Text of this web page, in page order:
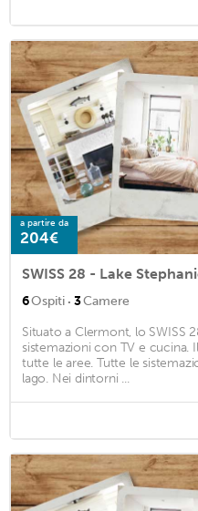
a partire da
204€
SWISS 28 - Lake
6Ospiti · 3Camere
Situato a Clermont, lo SWISS
sistemazioni con TV e cucina.
tutte le aree. Tutte le
lago. Nei dintorni ...